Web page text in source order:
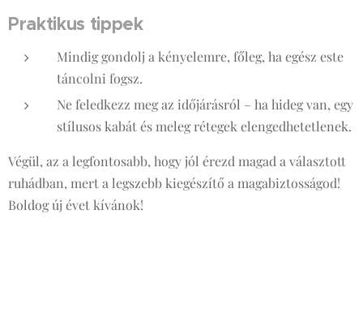
Praktikus tippek
Mindig gondolj a kényelemre, főleg, ha egész este
táncolni fogsz.
Ne feledkezz meg az időjárásról – ha hideg van, egy
stílusos kabát és meleg rétegek elengedhetetlenek.
Végül, az a legfontosabb, hogy jól érezd magad a választott
ruhádban, mert a legszebb kiegészítő a magabiztosságod!
Boldog új évet kívánok!